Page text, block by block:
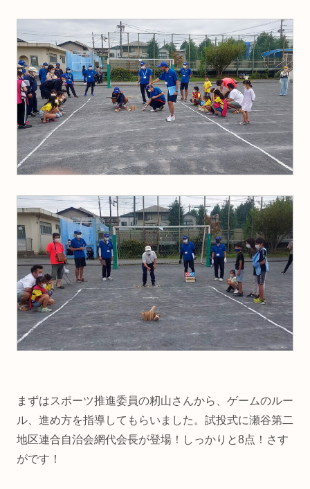
まずはスポーツ推進委員の籾山さんから、ゲームのルー
ル、進め方を指導してもらいました。試投式に瀬谷第二
地区連合自治会網代会長が登場！しっかりと8点！さす
がです！